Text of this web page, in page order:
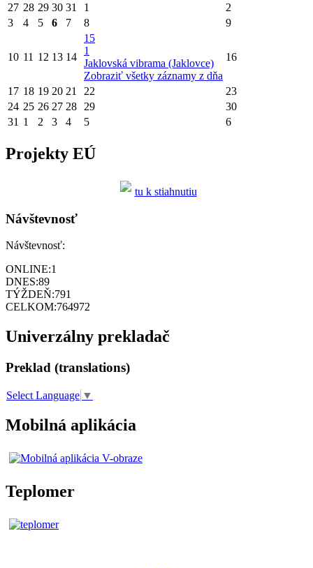
27 28 29 30 31 1
2
3
4 5 6 7 8 9
10 11 12 13 14
15
1
Jaklovská vibrama (Jaklovce)
Zobraziť všetky záznamy z dňa
16
17 18 19 20 21 22
23
24 25 26 27 28 29
30
31 1 2 3 4 5 6
Projekty EÚ
tu k stiahnutiu
Návštevnosť
Návštevnosť:
ONLINE:1
DNES:89
TÝŽDEŇ:791
CELKOM:764972
Univerzálny prekladač
Preklad (translations)
Select Language ▼
Mobilná aplikácia
Teplomer